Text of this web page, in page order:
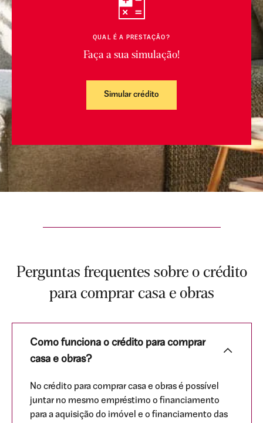
QUAL É A PRESTAÇÃO?
Faça a sua simulação!
Simular crédito
Perguntas frequentes sobre o crédito
para comprar casa e obras
Como funciona o crédito para comprar
casa e obras?
No crédito para comprar casa e obras é possível
juntar no mesmo empréstimo o financiamento
para a aquisição do imóvel e o financiamento das